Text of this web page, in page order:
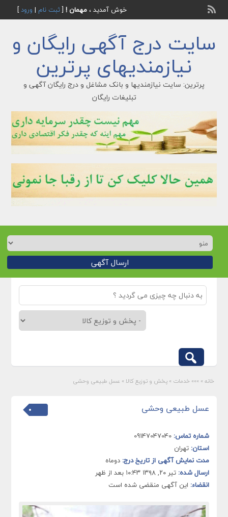
خوش آمدید ، مهمان ![ثبت نام | ورود]
سایت درج آگهی رایگان و
نیازمندیهای پرترین
پرترین: سایت نیازمندیها و بانک مشاغل و درج رایگان آگهی و
تبلیغات رایگان
ارسال آگهی
خانه » »»» خدمات » پخش و توزیع کالا » عسل طبیعی وحشی
عسل طبیعی وحشی
شماره تماس: 09147047040
استان: تهران
مدت نمایش آگهی از تاریخ درج: دوماه
ارسال شده: تیر ۲۰, ۱۳۹۸ ۱۰:۴۳ بعد از ظهر
انقضاء: این آگهی منقضی شده است